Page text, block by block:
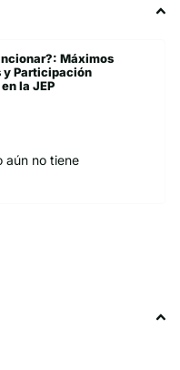
Máximos
y Participación
la JEP
aún no tiene